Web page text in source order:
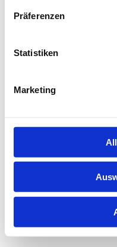
Präferenzen
Statistiken
Marketing